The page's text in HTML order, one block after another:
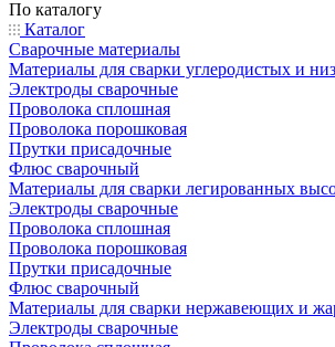
По каталогу
Каталог
Сварочные материалы
Материалы для сварки углеродистых и
Электроды сварочные
Проволока сплошная
Проволока порошковая
Прутки присадочные
Флюс сварочный
Материалы для сварки легированных
Электроды сварочные
Проволока сплошная
Проволока порошковая
Прутки присадочные
Флюс сварочный
Материалы для сварки нержавеющих и
Электроды сварочные